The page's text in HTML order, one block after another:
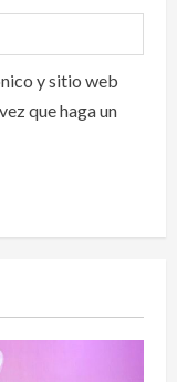
y sitio web
que haga un